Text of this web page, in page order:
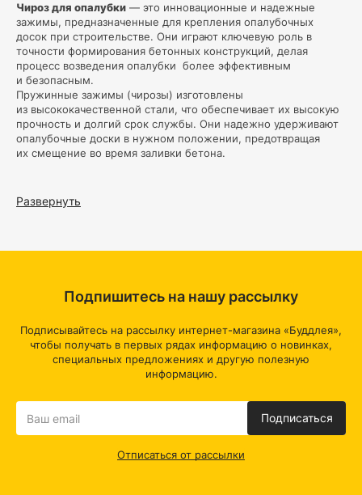
Чироз для опалубки — это инновационные и надежные
зажимы, предназначенные для крепления опалубочных
досок при строительстве. Они играют ключевую роль в
точности формирования бетонных конструкций, делая
процесс возведения опалубки более эффективным
и безопасным.
Пружинные зажимы (чирозы) изготовлены
из высококачественной стали, что обеспечивает их высокую
прочность и долгий срок службы. Они надежно удерживают
опалубочные доски в нужном положении, предотвращая
их смещение во время заливки бетона.
монтаж опалубки становится более быстрым и удобным
процессом, что способствует повышению
Их универсальность делает их незаменимым инструментом
Развернуть
Подпишитесь на нашу рассылку
Подписывайтесь на рассылку интернет-магазина «Буддлея»,
чтобы получать в первых рядах информацию о новинках,
специальных предложениях и другую полезную
информацию.
Подписаться
Отписаться от рассылки